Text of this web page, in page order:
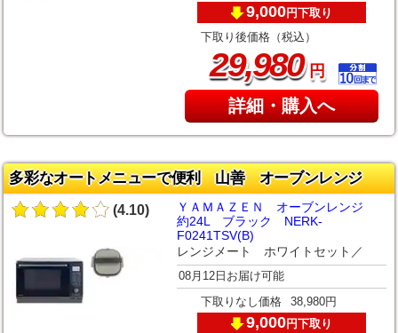
9,000円下取り
下取り後価格（税込）
29,980円
詳細・購入へ
多彩なオートメニューで便利 山善 オーブンレンジ
(4.10)
ＹＡＭＡＺＥＮ オーブンレンジ
約24L ブラック NERK-
F0241TSV(B)
レンジメート ホワイトセット／
08月12日お届け可能
下取りなし価格 38,980円
9,000円下取り